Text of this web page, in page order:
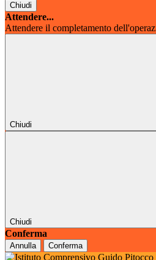
Chiudi
Attendere...
Attendere il completamento
Chiudi
Chiudi
Conferma
Annulla Conferma